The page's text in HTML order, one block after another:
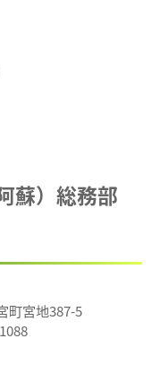
蘇）総務部
町宮地387-5